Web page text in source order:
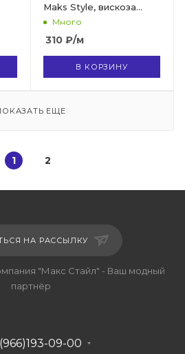
4
Maks Style, вискоза
100%, цвет ткани белый,
черные камушки, арт.
MS- 2208 D-4 C-1
Много
310 ₽/м
В КОРЗИНУ
ЕЩЕ
1 2
НА РАССЫЛКУ
"Макс Стайл" - Ваш модный
партнёр
09-00